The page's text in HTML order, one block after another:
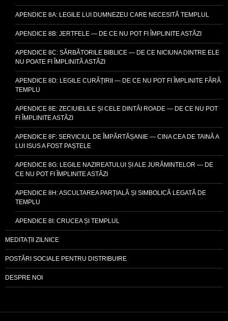
APENDICE 8A: LEGILE LUI DUMNEZEU CARE NECESITĂ TEMPLUL
APENDICE 8B: JERTFELE — DE CE NU POT FI ÎMPLINITE ASTĂZI
APENDICE 8C: SĂRBĂTORILE BIBLICE — DE CE NICIUNA DINTRE ELE
NU POATE FI ÎMPLINITĂ ASTĂZI
APENDICE 8D: LEGILE CURĂȚIRII — DE CE NU POT FI ÎMPLINITE FĂRĂ
TEMPLU
APENDICE 8E: ZECIUIELILE ȘI CELE DINTÂI ROADE — DE CE NU POT
FI ÎMPLINITE ASTĂZI
APENDICE 8F: SERVICIUL DE ÎMPĂRTĂȘANIE — CINA CEA DE TAINĂ A
LUI ISUS A FOST PAȘTELE
APENDICE 8G: LEGILE NAZIREATULUI ȘI ALE JURĂMINTELOR — DE
CE NU POT FI ÎMPLINITE ASTĂZI
APENDICE 8H: ASCULTAREA PARȚIALĂ ȘI SIMBOLICĂ LEGATĂ DE
TEMPLU
APENDICE 8I: CRUCEA ȘI TEMPLUL
MEDITAȚII ZILNICE
POSTĂRI SOCIALE PENTRU DISTRIBUIRE
DESPRE NOI